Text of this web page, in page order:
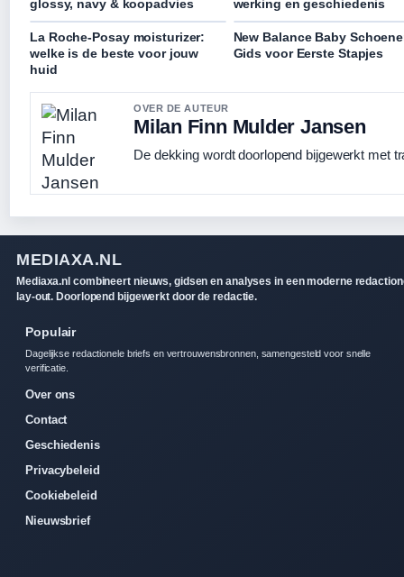
glossy, navy & koopadvies
werking en geschiedenis
La Roche-Posay moisturizer:
welke is de beste voor jouw
huid
New Balance Baby
Gids voor Eerste Stapjes
OVER DE AUTEUR
Milan Finn Mulder Jansen
De dekking wordt doorlopend bijgewerkt met
MEDIAXA.NL
Mediaxa.nl combineert nieuws, gidsen en analyses in een moderne
lay-out. Doorlopend bijgewerkt door de redactie.
Populair
Dagelijkse redactionele briefs en vertrouwensbronnen, samengesteld voor snelle
verificatie.
Over ons
Contact
Geschiedenis
Privacybeleid
Cookiebeleid
Nieuwsbrief